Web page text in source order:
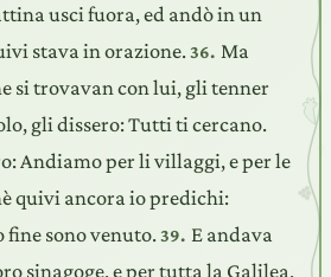
usci fuora, ed andò in un
stava in orazione.36. Ma
si trovavan con lui, gli tenner
gli dissero: Tutti ti cercano.
Andiamo per li villaggi, e per le
quivi ancora io predichi:
fine sono venuto.39. E andava
sinagoge, e per tutta la Galilea,